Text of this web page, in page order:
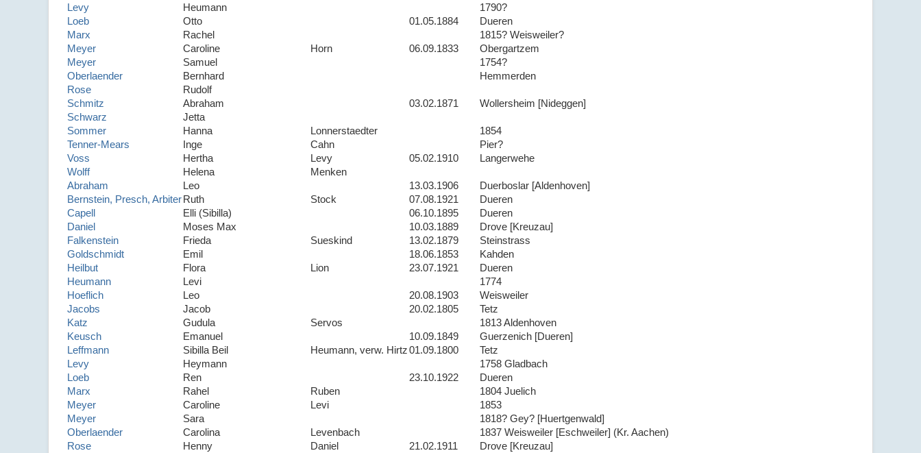
Levy
Heumann
1790?
Loeb
Otto 01.05.1884
Dueren
Marx
Rachel
1815? Weisweiler?
Meyer
Caroline Horn 06.09.1833
Obergartzem
Meyer
Samuel
1754?
Oberlaender
Bernhard
Hemmerden
Rose
Rudolf
Schmitz
Abraham 03.02.1871
Wollersheim [Nideggen]
Schwarz
Jetta
Sommer
Hanna Lonnerstaedter
1854
Tenner-Mears
Inge Cahn
Pier?
Voss
Hertha Levy 05.02.1910
Langerwehe
Wolff
Helena
Menken
Abraham
Leo 13.03.1906
Duerboslar [Aldenhoven]
Bernstein, Presch, ArbiterRuth Stock 07.08.1921
Dueren
Capell
Elli (Sibilla) 06.10.1895
Dueren
Daniel
Moses Max 10.03.1889
Drove [Kreuzau]
Falkenstein
Frieda Sueskind 13.02.1879
Steinstrass
Goldschmidt
Emil 18.06.1853
Kahden
Heilbut
Flora Lion 23.07.1921
Dueren
Heumann
Levi
1774
Hoeflich
Leo 20.08.1903
Weisweiler
Jacobs
Jacob 20.02.1805
Tetz
Katz
Gudula Servos
1813 Aldenhoven
Keusch
Emanuel 10.09.1849
Guerzenich [Dueren]
Leffmann
Sibilla Beil Heumann, verw. Hirtz01.09.1800
Tetz
Levy
Heymann
1758 Gladbach
Loeb
Ren 23.10.1922
Dueren
Marx
Rahel Ruben
1804 Juelich
Meyer
Caroline Levi
1853
Meyer
Sara
1818? Gey? [Huertgenwald]
Oberlaender
Carolina Levenbach
1837 Weisweiler [Eschweiler] (Kr. Aachen)
Rose
Henny Daniel 21.02.1911 Drove [Kreuzau]